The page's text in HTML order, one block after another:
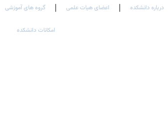
درباره دانشکده اعضای هیات علمی گروه های آموزشی
امکانات دانشکده